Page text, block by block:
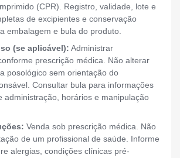
(CPR). Registro, validade, lote e
de excipientes e conservação
embalagem e bula do produto.
(se aplicável): Administrar
prescrição médica. Não alterar
posológico sem orientação do
Consultar bula para informações
administração, horários e manipulação
Venda sob prescrição médica. Não
de um profissional de saúde. Informe
alergias, condições clínicas pré-